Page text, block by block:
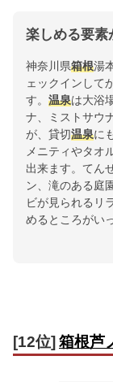
楽しめる要素
神奈川県箱根湯
ェックインして
す。 温泉は大浴
ナ、ミストサウ
が、貸切温泉に
メニティやタオ
出来ます。てん
ン、滝のある庭
ビが見られるリ
めるところがい
[12位] 箱根